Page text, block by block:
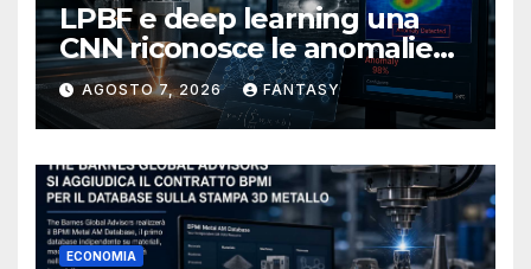
LPBF e deep learning una
CNN riconosce le anomalie
del bagno di fusione
AGOSTO 7, 2026 FANTASY
ECONOMIA